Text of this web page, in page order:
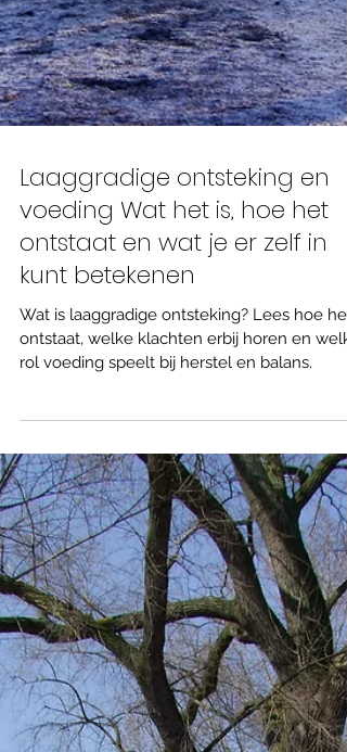
Laaggradige ontsteking en
voeding Wat het is, hoe het
ontstaat en wat je er zelf in
kunt betekenen